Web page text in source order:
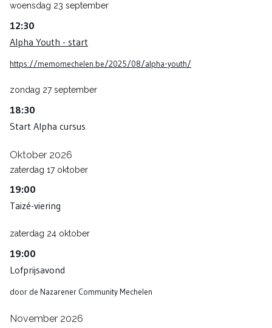
woensdag 23 september
12:30
Alpha Youth - start
https://memomechelen.be/2025/08/alpha-youth/
zondag 27 september
18:30
Start Alpha cursus
Oktober 2026
zaterdag 17 oktober
19:00
Taizé-viering
zaterdag 24 oktober
19:00
Lofprijsavond
door de Nazarener Community Mechelen
November 2026